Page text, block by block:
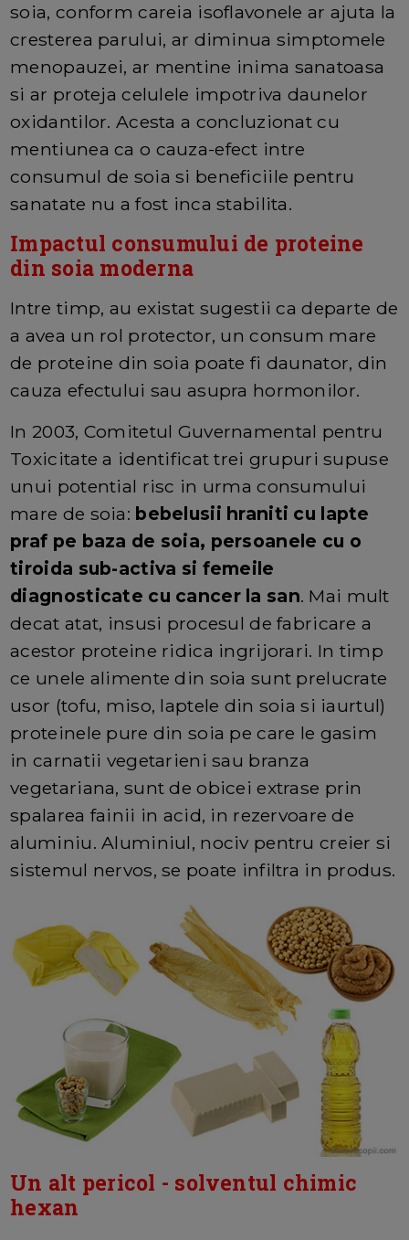
soia, conform careia isoflavonele ar ajuta la
cresterea parului, ar diminua simptomele
menopauzei, ar mentine inima sanatoasa
si ar proteja celulele impotriva daunelor
oxidantilor. Acesta a concluzionat cu
mentiunea ca o cauza-efect intre
consumul de soia si beneficiile pentru
sanatate nu a fost inca stabilita.
Impactul consumului de proteine
din soia moderna
Intre timp, au existat sugestii ca departe de
a avea un rol protector, un consum mare
de proteine din soia poate fi daunator, din
cauza efectului sau asupra hormonilor.
In 2003, Comitetul Guvernamental pentru
Toxicitate a identificat trei grupuri supuse
unui potential risc in urma consumului
mare de soia: bebelusii hraniti cu lapte
praf pe baza de soia, persoanele cu o
tiroida sub-activa si femeile
diagnosticate cu cancer la san. Mai mult
decat atat, insusi procesul de fabricare a
acestor proteine ridica ingrijorari. In timp
ce unele alimente din soia sunt prelucrate
usor (tofu, miso, laptele din soia si iaurtul)
proteinele pure din soia pe care le gasim
in carnatii vegetarieni sau branza
vegetariana, sunt de obicei extrase prin
spalarea fainii in acid, in rezervoare de
aluminiu. Aluminiul, nociv pentru creier si
sistemul nervos, se poate infiltra in produs.
Un alt pericol - solventul chimic
hexan